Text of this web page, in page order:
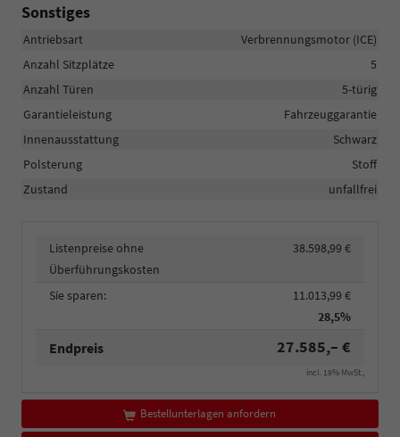
Sonstiges
Antriebsart
Verbrennungsmotor (ICE)
Anzahl Sitzplätze
5
Anzahl Türen
5-türig
Garantieleistung
Fahrzeuggarantie
Innenausstattung
Schwarz
Polsterung
Stoff
Zustand
unfallfrei
Listenpreise ohne
Überführungskosten
38.598,99 €
Sie sparen:
11.013,99 €
28,5%
Endpreis 27.585,– €
incl. 19% MwSt.,
Bestellunterlagen anfordern